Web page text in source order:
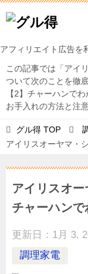
アフィリエイト広告を
この記事では「アイ
ついて次のことを徹
【2】チャーハンで
お手入れの方法と注意
グル得 TOP
アイリスオーヤマ・
アイリスオー
チャーハン
更新日： 1月 3,
調理家電